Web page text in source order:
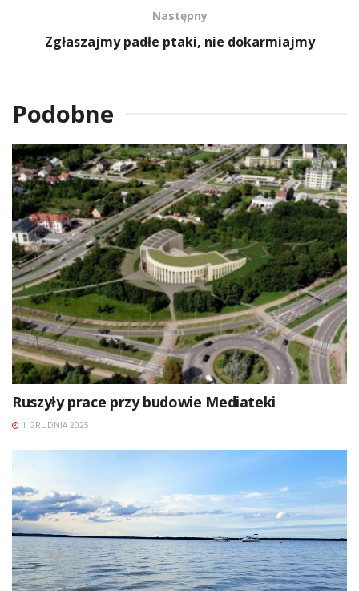
Następny
Zgłaszajmy padłe ptaki, nie dokarmiajmy
Podobne
Ruszyły prace przy budowie Mediateki
1 GRUDNIA 2025